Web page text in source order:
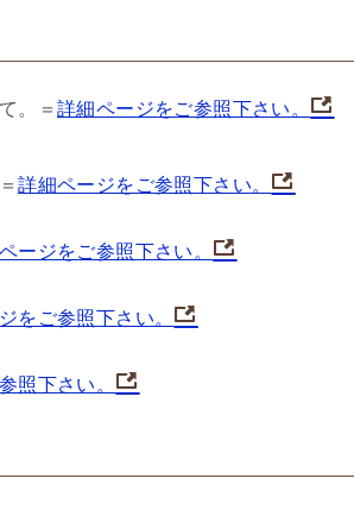
。＝ 詳細ページをご参照下さい。
詳細ページをご参照下さい。
ージをご参照下さい。
をご参照下さい。
照下さい。